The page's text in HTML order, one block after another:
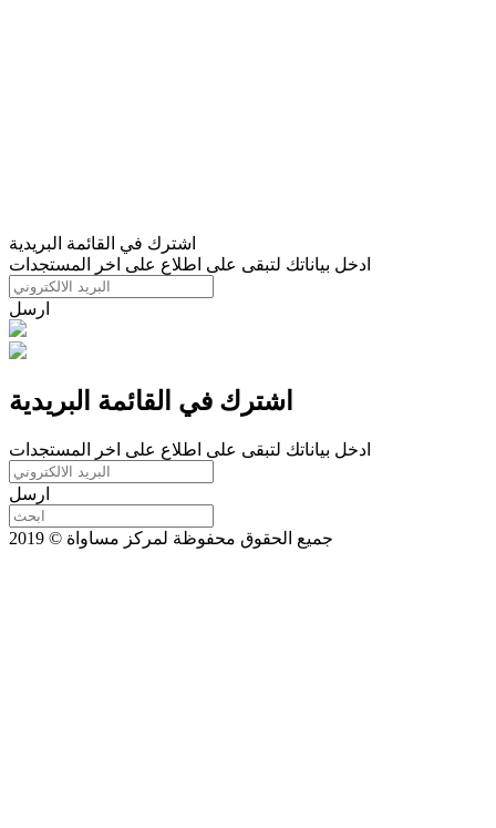
اشترك في القائمة البريدية
ادخل بياناتك لتبقى على اطلاع على اخر المستجدات
ارسل
اشترك في القائمة البريدية
ادخل بياناتك لتبقى على اطلاع على اخر المستجدات
ارسل
جميع الحقوق محفوظة لمركز مساواة © 2019